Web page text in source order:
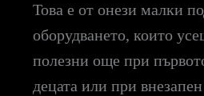
Това е от онези малки
оборудването, които
полезни още при
децата или при